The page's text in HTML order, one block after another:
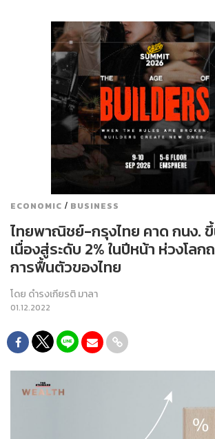
ECONOMIC / BUSINESS
ไทยพาณิชย์-กรุงไทย คาด กนง.
เนื่องสู่ระดับ 2% ในปีหน้า ห่วงโล
การฟื้นตัวของไทย
โดย ดำรงเกียรติ มาลา
01.12.2022